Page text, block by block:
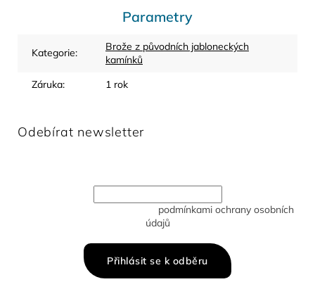
Parametry
Kategorie:
Brože z původních jabloneckých
kamínků
Záruka: 1 rok
Odebírat newsletter
podmínkami ochrany osobních
údajů
Přihlásit se k odběru